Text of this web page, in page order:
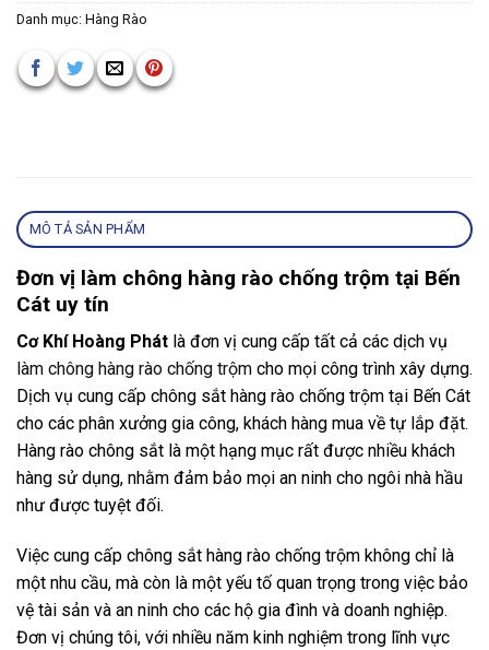
Danh mục: Hàng Rào
MÔ TẢ SẢN PHẨM
Đơn vị làm chông hàng rào chống trộm tại Bến
Cát uy tín
Cơ Khí Hoàng Phát là đơn vị cung cấp tất cả các dịch vụ
làm chông hàng rào chống trộm cho mọi công trình xây dựng.
Dịch vụ cung cấp chông sắt hàng rào chống trộm tại Bến Cát
cho các phân xưởng gia công, khách hàng mua về tự lắp đặt.
Hàng rào chông sắt là một hạng mục rất được nhiều khách
hàng sử dụng, nhằm đảm bảo mọi an ninh cho ngôi nhà hầu
như được tuyệt đối.
Việc cung cấp chông sắt hàng rào chống trộm không chỉ là
một nhu cầu, mà còn là một yếu tố quan trọng trong việc bảo
vệ tài sản và an ninh cho các hộ gia đình và doanh nghiệp.
Đơn vị chúng tôi, với nhiều năm kinh nghiệm trong lĩnh vực